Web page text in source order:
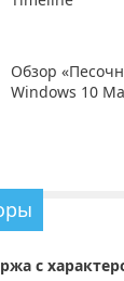
Обзор
Windows 10
с